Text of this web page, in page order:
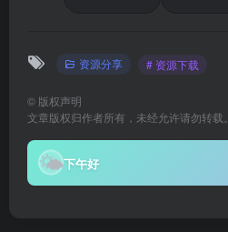
资源分享 # 资源下载
© 版权声明
文章版权归作者所有，未经允许请勿转载。
🌤下午好